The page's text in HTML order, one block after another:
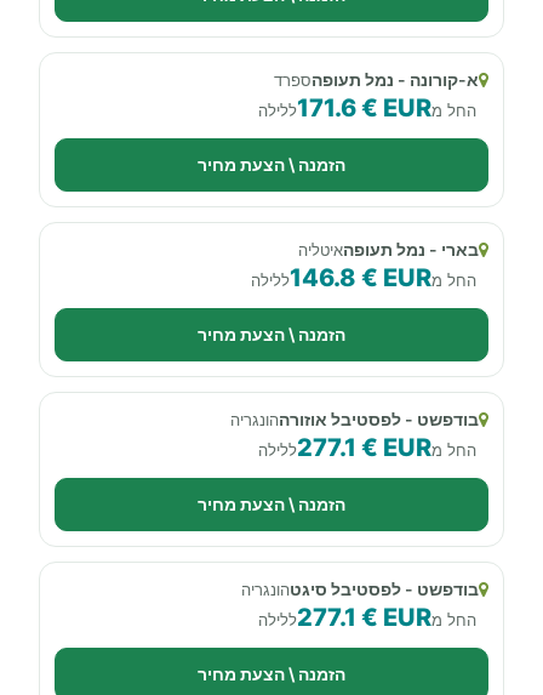
א-קורונה - נמל תעופהספרד
החל מ171.6 € EURללילה
הזמנה \ הצעת מחיר
בארי - נמל תעופהאיטליה
החל מ146.8 € EURללילה
הזמנה \ הצעת מחיר
בודפשט - לפסטיבל אוזורההונגריה
החל מ277.1 € EURללילה
הזמנה \ הצעת מחיר
בודפשט - לפסטיבל סיגטהונגריה
החל מ277.1 € EURללילה
הזמנה \ הצעת מחיר